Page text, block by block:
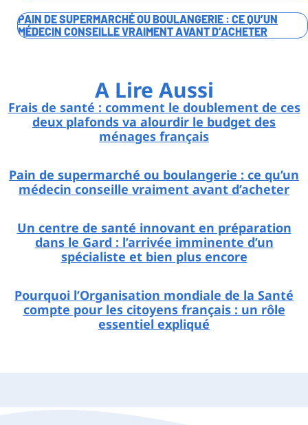
PAIN DE SUPERMARCHÉ OU BOULANGERIE : CE QU’UN
MÉDECIN CONSEILLE VRAIMENT AVANT D’ACHETER
A Lire Aussi
Frais de santé : comment le doublement de ces
deux plafonds va alourdir le budget des
ménages français
Pain de supermarché ou boulangerie : ce qu’un
médecin conseille vraiment avant d’acheter
Un centre de santé innovant en préparation
dans le Gard : l’arrivée imminente d’un
spécialiste et bien plus encore
Pourquoi l’Organisation mondiale de la Santé
compte pour les citoyens français : un rôle
essentiel expliqué